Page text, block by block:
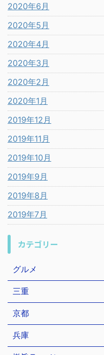
2020年6月
2020年5月
2020年4月
2020年3月
2020年2月
2020年1月
2019年12月
2019年11月
2019年10月
2019年9月
2019年8月
2019年7月
カテゴリー
グルメ
三重
京都
兵庫